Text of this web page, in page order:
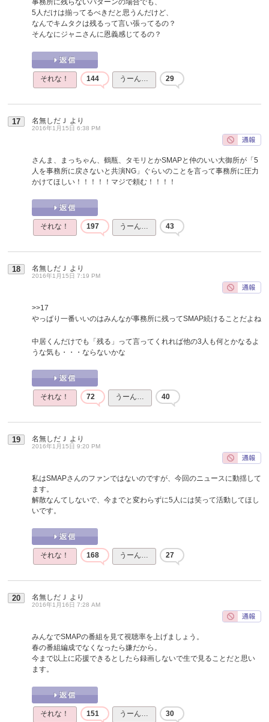
5人だけは揃ってるべきだと思うんだけど、
なんでキムタクは残るって言い張ってるの？
そんなにジャニさんに恩義感じてるの？
それな！ 144 うーん… 29
17 名無しだＪ より
2016年1月15日 6:38 PM
さんま、まっちゃん、鶴瓶、タモリとかSMAPと仲のいい大御所が「5
人を事務所に戻さないと共演NG」ぐらいのことを言って事務所に圧力
かけてほしい！！！！！マジで頼む！！！！
それな！ 197 うーん… 43
18 名無しだＪ より
2016年1月15日 7:19 PM
>>17
やっぱり一番いいのはみんなが事務所に残ってSMAP続けることだよね
中居くんだけでも「残る」って言ってくれれば他の3人も何とかなるよ
うな気も・・・ならないかな
それな！ 72 うーん… 40
19 名無しだＪ より
2016年1月15日 9:20 PM
私はSMAPさんのファンではないのですが、今回のニュースに動揺して
ます。
解散なんてしないで、今までと変わらずに5人には笑って活動してほし
いです。
それな！ 168 うーん… 27
20 名無しだＪ より
2016年1月16日 7:28 AM
みんなでSMAPの番組を見て視聴率を上げましょう。
春の番組編成でなくなったら嫌だから。
今まで以上に応援できるとしたら録画しないで生で見ることだと思い
ます。
それな！ 151 うーん… 30